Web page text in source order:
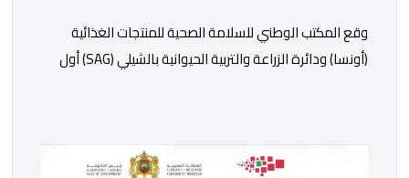
وقع المكتب الوطني للسلامة الصحية للمنتجات الغذائية
(أونسا) ودائرة الزراعة والتربية الحيوانية بالشيلي (SAG) أول
السلطات الشيلية، وممثلين عن القطاع الخاص ومن أوساط